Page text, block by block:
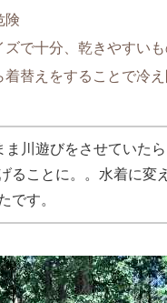
険
で十分、乾きやすいも
替えをすることで冷
ま川遊びをさせていた
ることに。。水着に変
です。